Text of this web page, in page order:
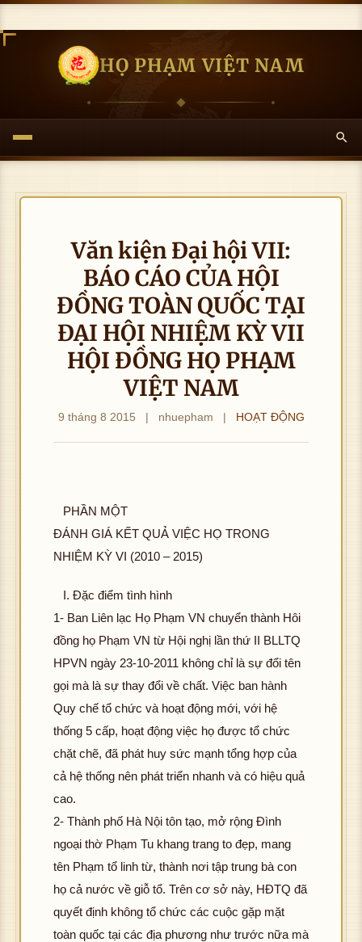
HỌ PHẠM VIỆT NAM
Văn kiện Đại hội VII:
BÁO CÁO CỦA HỘI
ĐỒNG TOÀN QUỐC TẠI
ĐẠI HỘI NHIỆM KỲ VII
HỘI ĐỒNG HỌ PHẠM
VIỆT NAM
9 tháng 8 2015 | nhuepham | HOẠT ĐỘNG
PHẦN MỘT
ĐÁNH GIÁ KẾT QUẢ VIỆC HỌ TRONG
NHIỆM KỲ VI (2010 – 2015)
I. Đặc điểm tình hình
1- Ban Liên lạc Họ Phạm VN chuyển thành Hôi
đồng họ Phạm VN từ Hội nghị lần thứ II BLLTQ
HPVN ngày 23-10-2011 không chỉ là sự đổi tên
gọi mà là sự thay đổi về chất. Việc ban hành
Quy chế tổ chức và hoạt động mới, với hệ
thống 5 cấp, hoạt động việc họ được tổ chức
chặt chẽ, đã phát huy sức mạnh tổng hợp của
cả hệ thống nên phát triển nhanh và có hiệu quả
cao.
2- Thành phố Hà Nội tôn tạo, mở rộng Đình
ngoại thờ Phạm Tu khang trang to đẹp, mang
tên Phạm tổ linh từ, thành nơi tập trung bà con
họ cả nước về giỗ tổ. Trên cơ sở này, HĐTQ đã
quyết định không tổ chức các cuộc gặp mặt
toàn quốc tại các địa phương như trước nữa mà